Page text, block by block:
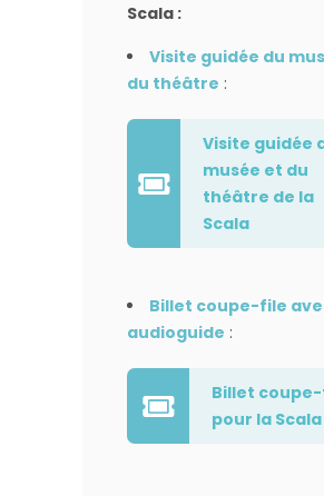
Scala :
Visite guidée du
du théâtre :
Visite guidée
musée et du
théâtre de la
Scala
Billet coupe-file
audioguide :
Billet
pour la Scala